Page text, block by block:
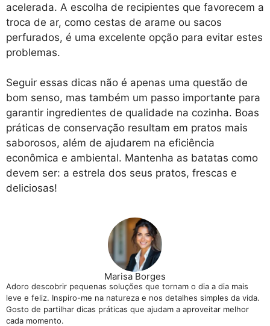
acelerada. A escolha de recipientes que favorecem a
troca de ar, como cestas de arame ou sacos
perfurados, é uma excelente opção para evitar estes
problemas.
Seguir essas dicas não é apenas uma questão de
bom senso, mas também um passo importante para
garantir ingredientes de qualidade na cozinha. Boas
práticas de conservação resultam em pratos mais
saborosos, além de ajudarem na eficiência
econômica e ambiental. Mantenha as batatas como
devem ser: a estrela dos seus pratos, frescas e
deliciosas!
Marisa Borges
Adoro descobrir pequenas soluções que tornam o dia a dia mais
leve e feliz. Inspiro-me na natureza e nos detalhes simples da vida.
Gosto de partilhar dicas práticas que ajudam a aproveitar melhor
cada momento.